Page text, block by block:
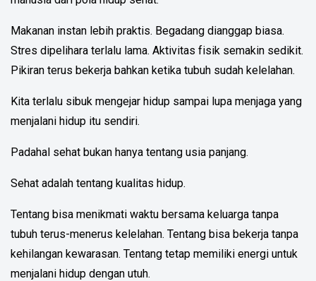
Makanan instan lebih praktis. Begadang dianggap biasa.
Stres dipelihara terlalu lama. Aktivitas fisik semakin sedikit.
Pikiran terus bekerja bahkan ketika tubuh sudah kelelahan.
Kita terlalu sibuk mengejar hidup sampai lupa menjaga yang
menjalani hidup itu sendiri.
Padahal sehat bukan hanya tentang usia panjang.
Sehat adalah tentang kualitas hidup.
Tentang bisa menikmati waktu bersama keluarga tanpa
tubuh terus-menerus kelelahan. Tentang bisa bekerja tanpa
kehilangan kewarasan. Tentang tetap memiliki energi untuk
menjalani hidup dengan utuh.